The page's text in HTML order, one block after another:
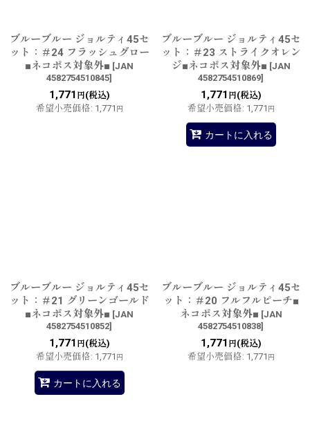
ブルーブルー ジョルティ45セ
ット：＃24 フラッシュグロー
■ネコポス対象外■ [JAN
4582754510845]
1,771 円(税込)
希望小売価格: 1,771 円
ブルーブルー ジョルティ45セ
ット：＃23 ストライクオレン
ジ■ネコポス対象外■ [JAN
4582754510869]
1,771 円(税込)
希望小売価格: 1,771 円
カートに入れる
ブルーブルー ジョルティ45セ
ット：＃21 グリーンゴールド
■ネコポス対象外■ [JAN
4582754510852]
1,771 円(税込)
希望小売価格: 1,771 円
カートに入れる
ブルーブルー ジョルティ45セ
ット：＃20 フルフルピーチ■
ネコポス対象外■ [JAN
4582754510838]
1,771 円(税込)
希望小売価格: 1,771 円